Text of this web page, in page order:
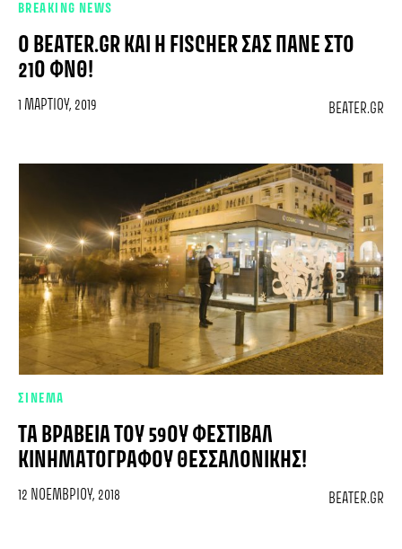
BREAKING NEWS
Ο BEATER.GR ΚΑΙ Η FISCHER ΣΑΣ ΠΆΝΕ ΣΤΟ
21Ο ΦNΘ!
1 ΜΑΡΤΊΟΥ, 2019 BEATER.GR
ΣΙΝΕΜΑ
ΤΑ ΒΡΑΒΕΊΑ ΤΟΥ 59ΟΥ ΦΕΣΤΙΒΆΛ
ΚΙΝΗΜΑΤΟΓΡΆΦΟΥ ΘΕΣΣΑΛΟΝΊΚΗΣ!
12 ΝΟΕΜΒΡΊΟΥ, 2018 BEATER.GR